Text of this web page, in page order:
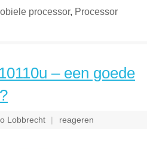
processor, Processor
– een goede
Lobbrecht reageren